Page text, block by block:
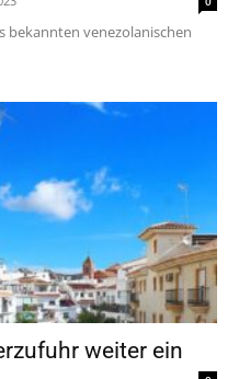
venezolanischen
weiter ein